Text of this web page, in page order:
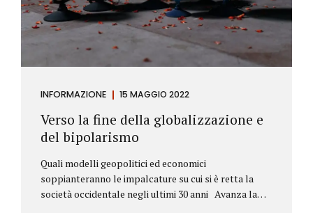
INFORMAZIONE 15 MAGGIO 2022
Verso la fine della globalizzazione e
del bipolarismo
Quali modelli geopolitici ed economici
soppianteranno le impalcature su cui si è retta la
società occidentale negli ultimi 30 anni Avanza la